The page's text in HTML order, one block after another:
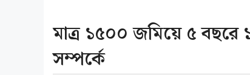
মাত্র ১৫০০ জমিয়ে ৫
সম্পর্কে